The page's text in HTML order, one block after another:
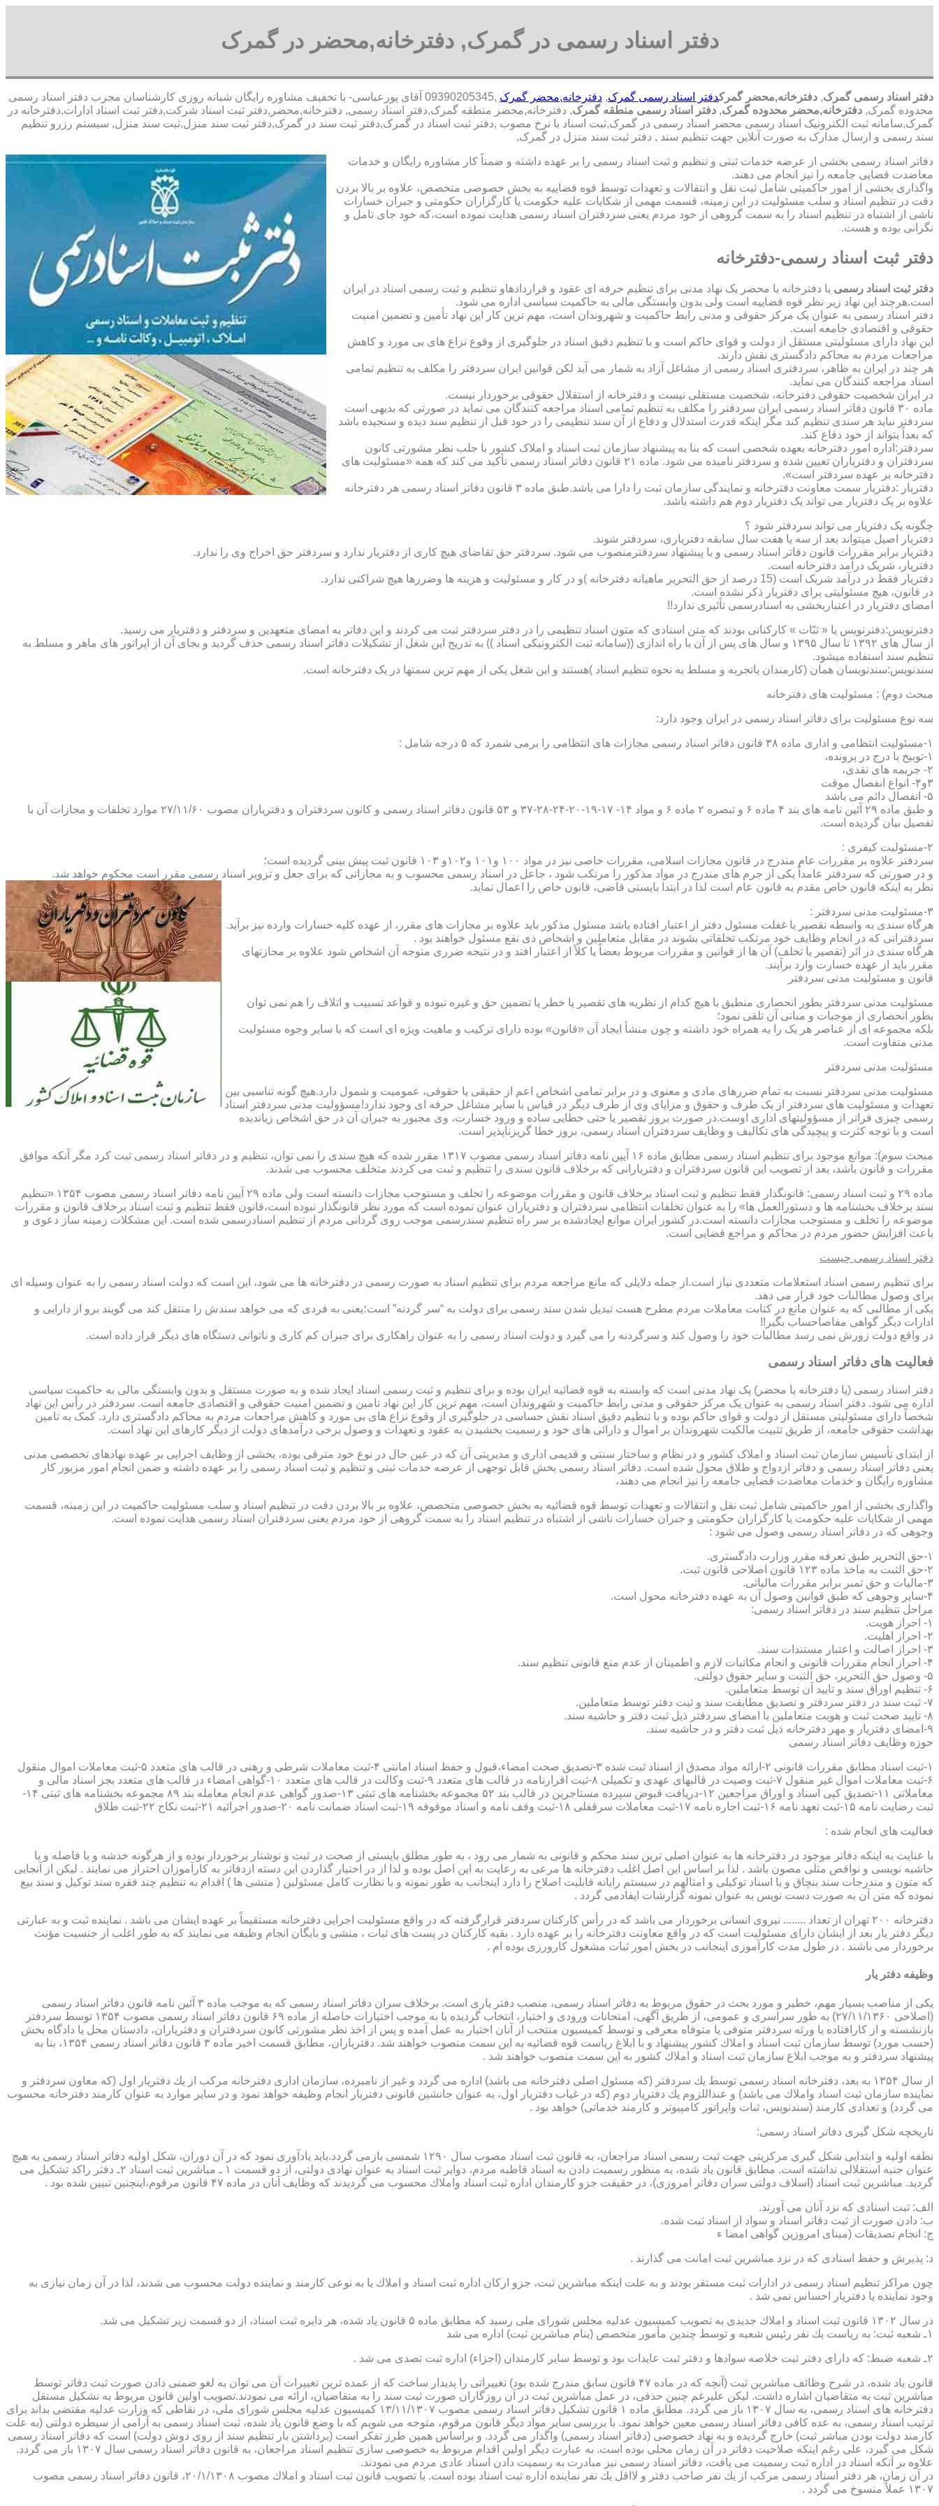
دفتر اسناد رسمی در گمرک, دفترخانه,محضر در گمرک
دفتر اسناد رسمی گمرک, دفترخانه,محضر گمرکدفتر اسناد رسمی گمرک, دفترخانه,محضر گمرک
,09390205345 آقای پورعباسی- با تخفیف مشاوره رايگان شبانه روزی کارشناسان مجرب دفتر اسناد رسمی
محدوده گمرک, دفترخانه,محضر محدوده گمرک, دفتر اسناد رسمی منطقه گمرک, دفترخانه,محضر منطقه گمرک,دفتر اسناد رسمی, دفترخانه,محضر,دفتر ثبت اسناد شرکت,دفتر ثبت اسناد ادارات,دفترخانه در
گمرک,سامانه ثبت الکترونیک اسناد رسمی محضر اسناد رسمی در گمرک,ثبت اسناد با نرخ مصوب ,دفتر ثبت اسناد در گمرک,دفتر ثبت سند در گمرک,دفتر ثبت سند منزل,ثبت سند منزل, سیستم رزرو تنظیم
سند رسمی و ارسال مدارک به صورت آنلاین جهت تنظیم سند , دفتر ثبت سند منزل در گمرک,
دفاتر اسناد رسمی بخشی از عرضه خدمات ثبتی و تنظیم و ثبت اسناد رسمی را بر عهده داشته و ضمناً کار مشاوره رایگان و خدمات
معاضدت قضایی جامعه را نیز انجام می دهند.
واگذاری بخشی از امور حاکمیتی شامل ثبت نقل و انتقالات و تعهدات توسط قوه قضاییه به بخش خصوصی متخصص، علاوه بر بالا بردن
دقت در تنظیم اسناد و سلب مسئولیت در این زمینه، قسمت مهمی از شکایات علیه حکومت یا کارگزاران حکومتی و جبران خسارات
ناشی از اشتباه در تنظیم اسناد را به سمت گروهی از خود مردم یعنی سردفتران اسناد رسمی هدایت نموده است،که خود جای تامل و
نگرانی بوده و هست.
دفتر ثبت اسناد رسمی-دفترخانه
دفتر ثبت اسناد رسمی یا دفترخانه یا محضر یک نهاد مدنی برای تنظیم حرفه ای عقود و قراردادهاو تنظیم و ثبت رسمی اسناد در ایران
است.هرچند این نهاد زیر نظر قوه قضاییه است ولی بدون وابستگی مالی به حاکمیت سیاسی اداره می شود.
دفتر اسناد رسمی به عنوان یک مرکز حقوقی و مدنی رابط حاکمیت و شهروندان است، مهم ترین کار این نهاد تأمین و تضمین امنیت
حقوقی و اقتصادی جامعه است.
این نهاد دارای مسئولیتی مستقل از دولت و قوای حاکم است و با تنظیم دقیق اسناد در جلوگیری از وقوع نزاع های بی مورد و کاهش
مراجعات مردم به محاکم دادگستری نقش دارند.
هر چند در ایران به ظاهر، سردفتری اسناد رسمی از مشاغل آزاد به شمار می آید لکن قوانین ایران سردفتر را مکلف به تنظیم تمامی
اسناد مراجعه کنندگان می نماید.
در ایران شخصیت حقوقی دفترخانه، شخصیت مستقلی نیست و دفترخانه از استقلال حقوقی برخوردار نیست.
ماده ۳۰ قانون دفاتر اسناد رسمی ایران سردفتر را مکلف به تنظیم تمامی اسناد مراجعه کنندگان می نماید در صورتی که بدیهی است
سردفتر نباید هر سندی تنظیم کند مگر اینکه قدرت استدلال و دفاع از آن سند تنظیمی را در خود قبل از تنظیم سند دیده و سنجیده باشد
که بعداً بتواند از خود دفاع کند.
سردفتر:اداره امور دفترخانه بعهده شخصی است که بنا به پیشنهاد سازمان ثبت اسناد و املاک کشور با جلب نظر مشورتی کانون
سردفتران و دفتریاران تعیین شده و سردفتر نامیده می شود. ماده ۲۱ قانون دفاتر اسناد رسمی تأکید می کند که همه «مسئولیت های
دفترخانه بر عهده سردفتر است».
دفتریار :دفتریار سمت معاونت دفترخانه و نمایندگی سازمان ثبت را دارا می باشد.طبق ماده ۳ قانون دفاتر اسناد رسمی هر دفترخانه
علاوه بر یک دفتریار می تواند یک دفتریار دوم هم داشته باشد.
چگونه یک دفتریار می تواند سردفتر شود ؟
دفتریار اصیل میتواند بعد از سه یا هفت سال سابقه دفتریاری، سردفتر شوند.
دفتریار برابر مقررات قانون دفاتر اسناد رسمی و با پیشنهاد سردفترمنصوب می شود. سردفتر حق تقاضای هیچ کاری از دفتریار ندارد و سردفتر حق اخراج وی را ندارد.
دفتریار، شریک درآمد دفترخانه است.
دفتریار فقط در درآمد شریک است (15 درصد از حق التحریر ماهیانه دفترخانه )و در کار و مسئولیت و هزینه ها وضررها هیچ شراکتی ندارد.
در قانون، هیچ مسئولیتی برای دفتریار ذکر نشده است.
امضای دفتریار در اعتباربخشی به اسنادرسمی تأثیری ندارد!!
دفترنویس:دفترنویس یا « ثبّات » کارکنانی بودند که متن اسنادی که متون اسناد تنظیمی را در دفتر سردفتر ثبت می کردند و این دفاتر به امضای متعهدین و سردفتر و دفتریار می رسید.
از سال های ۱۳۹۲ تا سال ۱۳۹۵ و سال های پس از آن با راه اندازی ((سامانه ثبت الکترونیکی اسناد )) به تدریج این شغل از تشکیلات دفاتر اسناد رسمی حذف گردید و بجای آن از اپراتور های ماهر و مسلط به
تنظیم سند استفاده میشود.
سندنویس:سندنویسان همان (کارمندان باتجربه و مسلط به نحوه تنظیم اسناد )هستند و این شغل یکی از مهم ترین سمتها در یک دفترخانه است.
مبحث دوم) : مسئولیت های دفترخانه
سه نوع مسئولیت برای دفاتر اسناد رسمی در ایران وجود دارد:
۱-مسئولیت انتظامی و اداری ماده ۳۸ قانون دفاتر اسناد رسمی مجازات های انتظامی را برمی شمرد که ۵ درجه شامل :
۱-توبیخ با درج در پرونده،
۲- جریمه های نقدی،
۳و۴- انواع انفصال موقت
۵- انفصال دائم می باشد
و طبق ماده ۲۹ آئین نامه های بند ۴ ماده ۶ و تبصره ۲ ماده ۶ و مواد ۱۴- ۱۷-۱۹-۲۰-۲۴-۲۸-۳۷ و ۵۳ قانون دفاتر اسناد رسمی و کانون سردفتران و دفتریاران مصوب ۲۷/۱۱/۶۰ موارد تخلفات و مجازات آن با
تفصیل بیان گردیده است.
۲-مسئولیت کیفری :
سردفتر علاوه بر مقررات عام مندرج در قانون مجازات اسلامی، مقررات خاصی نیز در مواد ۱۰۰ و۱۰۱ و۱۰۲و ۱۰۳ قانون ثبت پیش بینی گردیده است؛
و در صورتی که سردفتر عامداً یکی از جرم های مندرج در مواد مذکور را مرتکب شود ، جاعل در اسناد رسمی محسوب و به مجازاتی که برای جعل و تزویر اسناد رسمی مقرر است محکوم خواهد شد.
نظر به اینکه قانون خاص مقدم به قانون عام است لذا در ابتدا بایستی قاضی، قانون خاص را اعمال نماید.
۳-مسئولیت مدنی سردفتر :
هرگاه سندی به واسطه تقصیر یا غفلت مسئول دفتر از اعتبار افتاده باشد مسئول مذکور باید علاوه بر مجازات های مقرر، از عهده کلیه خسارات وارده نیز برآید.
سردفترانی که در انجام وظایف خود مرتکب تخلفاتی بشوند در مقابل متعاملین و اشخاص ذی نفع مسئول خواهند بود .
هرگاه سندی در اثر (تقصیر یا تخلف) آن ها از قوانین و مقررات مربوط بعضاً یا کلاً از اعتبار افتد و در نتیجه ضرری متوجه آن اشخاص شود علاوه بر مجازتهای
مقرر باید از عهده خسارت وارد برآیند.
قانون و مسئولیت مدنی سردفتر
مسئولیت مدنی سردفتر بطور انحصاری منطبق با هیچ کدام از نظریه های تقصیر یا خطر یا تضمین حق و غیره نبوده و قواعد تسبیب و اتلاف را هم نمی توان
بطور انحصاری از موجبات و مبانی آن تلقی نمود؛
بلکه مجموعه ای از عناصر هر یک را به همراه خود داشته و چون منشأ ایجاد آن «قانون» بوده دارای ترکیب و ماهیت ویژه ای است که با سایر وجوه مسئولیت
مدنی متفاوت است.
مسئولیت مدنی سردفتر
مسئولیت مدنی سردفتر نسبت به تمام ضررهای مادی و معنوی و در برابر تمامی اشخاص اعم از حقیقی یا حقوقی، عمومیت و شمول دارد.هیچ گونه تناسبی بین
تعهدات و مسئولیت های سردفتر از یک طرف و حقوق و مزایای وی از طرف دیگر در قیاس با سایر مشاغل حرفه ای وجود ندارد!مسؤولیت مدنی سردفتر اسناد
رسمی چیزی فراتر از مسؤولیتهای اداری اوست.در صورت بروز تقصیر یا حتی خطایی ساده و ورود خسارت، وی مجبور به جبران آن در حق اشخاص زیاندیده
است و با توجه کثرت و پیچیدگی های تکالیف و وظایف سردفتران اسناد رسمی، بروز خطا گریزناپذیر است.
مبحث سوم): موانع موجود برای تنظیم اسناد رسمی مطابق ماده ۱۶ آیین نامه دفاتر اسناد رسمی مصوب ۱۳۱۷ مقرر شده که هیچ سندی را نمی توان، تنظیم و در دفاتر اسناد رسمی ثبت کرد مگر آنکه موافق
مقررات و قانون باشد، بعد از تصویب این قانون سردفتران و دفتریارانی که برخلاف قانون سندی را تنظیم و ثبت می کردند متخلف محسوب می شدند.
ماده ۲۹ و ثبت اسناد رسمی: قانونگذار فقط تنظیم و ثبت اسناد برخلاف قانون و مقررات موضوعه را تخلف و مستوجب مجازات دانسته است ولی ماده ۲۹ آیین نامه دفاتر اسناد رسمی مصوب ۱۳۵۴ «تنظیم
سند برخلاف بخشنامه ها و دستورالعمل ها» را به عنوان تخلفات انتظامی سردفتران و دفتریاران عنوان نموده است که مورد نظر قانونگذار نبوده است،قانون فقط تنظیم و ثبت اسناد برخلاف قانون و مقررات
موضوعه را تخلف و مستوجب مجازات دانسته است.در کشور ایران موانع ایجادشده بر سر راه تنظیم سندرسمی موجب روی گردانی مردم از تنظیم اسنادرسمی شده است. این مشکلات زمینه ساز دعوی و
باعث افزایش حضور مردم در محاکم و مراجع قضایی است.
دفتر اسناد رسمی چیست
برای تنظیم رسمی اسناد استعلامات متعددی نیاز است.از جمله دلایلی که مانع مراجعه مردم برای تنظیم اسناد به صورت رسمی در دفترخانه ها می شود، این است که دولت اسناد رسمی را به عنوان وسیله ای
برای وصول مطالبات خود قرار می دهد.
یکی از مطالبی که به عنوان مانع در کتابت معاملات مردم مطرح هست تبدیل شدن سند رسمی برای دولت به “سر گردنه” است؛یعنی به فردی که می خواهد سندش را منتقل کند می گویند برو از دارایی و
ادارات دیگر گواهی مفاصاحساب بگیر!!
در واقع دولت زورش نمی رسد مطالبات خود را وصول کند و سرگردنه را می گیرد و دولت اسناد رسمی را به عنوان راهکاری برای جبران کم کاری و ناتوانی دستگاه های دیگر قرار داده است.
فعالیت های دفاتر اسناد رسمی
دفتر اسناد رسمی (یا دفترخانه یا محضر) یک نهاد مدنی است که وابسته به قوه قضائیه ایران بوده و برای تنظیم و ثبت رسمی اسناد ایجاد شده و به صورت مستقل و بدون وابستگی مالی به حاکمیت سیاسی
اداره می شود. دفتر اسناد رسمی به عنوان یک مرکز حقوقی و مدنی رابط حاکمیت و شهروندان است، مهم ترین کار این نهاد تامین و تضمین امنیت حقوقی و اقتصادی جامعه است. سردفتر در رأس این نهاد
شخصاً دارای مسئولیتی مستقل از دولت و قوای حاکم بوده و با تنظیم دقیق اسناد نقش حساسی در جلوگیری از وقوع نزاع های بی مورد و کاهش مراجعات مردم به محاکم دادگستری دارد. کمک به تامین
بهداشت حقوقی جامعه، از طریق تثبیت مالکیت شهروندان بر اموال و دارائی های خود و رسمیت بخشیدن به عقود و تعهدات و وصول برخی درآمدهای دولت از دیگر کارهای این نهاد است.
از ابتدای تأسیس سازمان ثبت اسناد و املاک کشور و در نظام و ساختار سنتی و قدیمی اداری و مدیریتی آن که در عین حال در نوع خود مترقی بوده، بخشی از وظایف اجرایی بر عهده نهادهای تخصصی مدنی
یعنی دفاتر اسناد رسمی و دفاتر ازدواج و طلاق محول شده است. دفاتر اسناد رسمی بخش قابل توجهی از عرضه خدمات ثبتی و تنظیم و ثبت اسناد رسمی را بر عهده داشته و ضمن انجام امور مزبور کار
مشاوره رایگان و خدمات معاضدت قضایی جامعه را نیز انجام می دهند،
واگذاری بخشی از امور حاکمیتی شامل ثبت نقل و انتقالات و تعهدات توسط قوه قضائیه به بخش خصوصی متخصص، علاوه بر بالا بردن دقت در تنظیم اسناد و سلب مسئولیت حاکمیت در این زمینه، قسمت
مهمی از شکایات علیه حکومت یا کارگزاران حکومتی و جبران خسارات ناشی از اشتباه در تنظیم اسناد را به سمت گروهی از خود مردم یعنی سردفتران اسناد رسمی هدایت نموده است.
وجوهی که در دفاتر اسناد رسمی وصول می شود :
۱-حق التحریر طبق تعرفه مقرر وزارت دادگستری.
۲-حق الثبت به ماخذ ماده ۱۲۳ قانون اصلاحی قانون ثبت.
۳-مالیات و حق تمبر برابر مقررات مالیاتی.
۴-سایر وجوهی که طبق قوانین وصول آن به عهده دفترخانه محول است.
مراحل تنظیم سند در دفاتر اسناد رسمی:
۱- احراز هویت.
۲- احراز اهلیت.
۳- احراز اصالت و اعتبار مستندات سند.
۴- احراز انجام مقررات قانونی و انجام مکاتبات لازم و اطمینان از عدم منع قانونی تنظیم سند.
۵- وصول حق التحریر، حق الثبت و سایر حقوق دولتی.
۶- تنظیم اوراق سند و تایید آن توسط متعاملین.
۷- ثبت سند در دفتر سردفتر و تصدیق مطابقت سند و ثبت دفتر توسط متعاملین.
۸- تایید صحت ثبت و هویت متعاملین با امضای سردفتر ذیل ثبت دفتر و حاشیه سند.
۹-امضای دفتریار و مهر دفترخانه ذیل ثبت دفتر و در حاشیه سند.
حوزه وظایف دفاتر اسناد رسمی
۱-ثبت اسناد مطابق مقررات قانونی ۲-ارائه مواد مصدق از اسناد ثبت شده ۳-تصدیق صحت امضاء،قبول و حفظ اسناد امانتی ۴-ثبت معاملات شرطی و رهنی در قالب های متعدد ۵-ثبت معاملات اموال منقول
۶-ثبت معاملات اموال غیر منقول ۷-ثبت وصیت در قالبهای عهدی و تکمیلی ۸-ثبت اقرارنامه در قالب های متعدد ۹-ثبت وکالت در قالب های متعدد ۱۰-گواهی امضاء در قالب های متعدد بجز اسناد مالی و
معاملاتی ۱۱-تصدیق کپی اسناد و اوراق مراجعین ۱۲-دریافت قبوض سپرده مستاجرین در قالب بند ۵۲ مجموعه بخشنامه های ثبتی ۱۳-صدور گواهی عدم انجام معامله بند ۸۹ مجموعه بخشنامه های ثبتی ۱۴-
ثبت رضایت نامه ۱۵-ثبت تعهد نامه ۱۶-ثبت اجاره نامه ۱۷-ثبت معاملات سرقفلی ۱۸-ثبت وقف نامه و اسناد موقوفه ۱۹-ثبت اسناد ضمانت نامه ۲۰-صدور اجرائیه ۲۱-ثبت نکاح ۲۲-ثبت طلاق
فعالیت های انجام شده :
با عنایت به اینکه دفاتر موجود در دفترخانه ها به عنوان اصلی ترین سند محکم و قانونی به شمار می رود ، به طور مطلق بایستی از صحت در ثبت و نوشتار برخوردار بوده و از هرگونه خدشه و یا فاصله و یا
حاشیه نویسی و نواقص مثلی مصون باشد . لذا بر اساس این اصل اغلب دفترخانه ها مرعی به رعایت به این اصل بوده و لذا از در اختیار گذاردن این دسته ازدفاتر به کارآموزان احتراز می نمایند . لیکن از آنجایی
که متون و مندرجات سند بنچاق و یا اسناد توکیلی و امثالهم در سیستم رایانه قابلیت اصلاح را دارد اینجانب به طور نمونه و با نظارت کامل مسئولین ( منشی ها ) اقدام به تنظیم چند فقره سند توکیل و سند بیع
نموده که متن آن به صورت دست نویس به عنوان نمونه گزارشات ایفادمی گردد .
دفترخانه ۲۰۰ تهران از تعداد ........ نیروی انسانی برخوردار می باشد که در رأس کارکنان سردفتر قرارگرفته که در واقع مسئولیت اجرایی دفترخانه مستقیماً بر عهده ایشان می باشد . نماینده ثبت و به عبارتی
دیگر دفتر یار بعد از ایشان دارای مسئولیت است که در واقع معاونت دفترخانه را بر عهده دارد . بقیه کارکنان در پست های ثبات ، منشی و بایگان انجام وظیفه می نمایند که به طور اغلب از جنسیت مؤنث
برخوردار می باشند . در طول مدت کارآموزی اینجانب در بخش امور ثبات مشغول کارورزی بوده ام .
وظیفه دفتر یار
یكی از مناصب بسیار مهم، خطیر و مورد بحث در حقوق مربوط به دفاتر اسناد رسمی، منصب دفتر یاری است. برخلاف سران دفاتر اسناد رسمی كه به موجب ماده ۳ آئین نامه قانون دفاتر اسناد رسمی
(اصلاحی ۲۷/۱۱/۱۳۶۰) به طور سراسری و عمومی، از طریق آگهی، امتحانات ورودی و اختبار، انتخاب گردیده یا به موجب اختیارات حاصله از ماده ۶۹ قانون دفاتر اسناد رسمی مصوب ۱۳۵۴ توسط سردفتر
بازنشسته و از كارافتاده یا ورثه سردفتر متوفی یا متوفاه معرفی و توسط كمیسیون منتخب از آنان اختبار به عمل آمده و پس از اخذ نظر مشورتی كانون سردفتران و دفتریاران، دادستان محل یا دادگاه بخش
(حسب مورد) توسط سازمان ثبت اسناد و املاك كشور پیشنهاد و با ابلاغ ریاست قوه قضائیه به این سمت منصوب خواهند شد. دفتریاران، مطابق قسمت اخیر ماده ۳ قانون دفاتر اسناد رسمی ۱۳۵۴، بنا به
پیشنهاد سردفتر و به موجب ابلاغ سازمان ثبت اسناد و املاك كشور به این سمت منصوب خواهند شد .
از سال ۱۳۵۴ به بعد، دفترخانه اسناد رسمی توسط یك سردفتر (كه مسئول اصلی دفترخانه می باشد) اداره می گردد و غیر از نامبرده، سازمان اداری دفترخانه مركب از یك دفتریار اول (كه معاون سردفتر و
نماینده سازمان ثبت اسناد واملاك می باشد) و عنداللزوم یك دفتریار دوم (كه در غیاب دفتریار اول، به عنوان جانشین قانونی دفتریار انجام وظیفه خواهد نمود و در سایر موارد به عنوان كارمند دفترخانه محسوب
می گردد) و تعدادی كارمند (سندنویس، ثبات واپراتور كامپیوتر و كارمند خدماتی) خواهد بود .
تاریخچه شكل گیری دفاتر اسناد رسمی:
نطفه اولیه و ابتدایی شكل گیری مركزیتی جهت ثبت رسمی اسناد مراجعان، به قانون ثبت اسناد مصوب سال ۱۲۹۰ شمسی بازمی گردد.باید یادآوری نمود كه در آن دوران، شكل اولیه دفاتر اسناد رسمی به هیچ
عنوان جنبه استقلالی نداشته است. مطابق قانون یاد شده، به منظور رسمیت دادن به اسناد قاطبه مردم، دوایر ثبت اسناد به عنوان نهادی دولتی، از دو قسمت ۱ ـ مباشرین ثبت اسناد ۲ـ دفتر راكد تشكیل می
گردید. مباشرین ثبت اسناد (اسلاف دولتی سران دفاتر امروزی)، در حقیقت جزو كارمندان اداره ثبت اسناد واملاك محسوب می گردیدند كه وظایف آنان در ماده ۴۷ قانون مرقوم،اینچنین تبیین شده بود .
الف: ثبت اسنادی كه نزد آنان می آورند.
ب: دادن صورت از ثبت دفاتر اسناد و سواد از اسناد ثبت شده.
ج: انجام تصدیقات (مبنای امروزین گواهی امضا ء
د: پذیرش و حفظ اسنادی كه در نزد مباشرین ثبت امانت می گذارند .
چون مراكز تنظیم اسناد رسمی در ادارات ثبت مستقر بودند و به علت اینكه مباشرین ثبت، جزو اركان اداره ثبت اسناد و املاك یا به نوعی كارمند و نماینده دولت محسوب می شدند، لذا در آن زمان نیازی به
وجود نماینده یا دفتریار احساس نمی شد .
در سال ۱۳۰۲ قانون ثبت اسناد و املاك جدیدی به تصویب كمیسیون عدلیه مجلس شورای ملی رسید كه مطابق ماده ۵ قانون یاد شده، هر دایره ثبت اسناد، از دو قسمت زیر تشكیل می شد.
۱ـ شعبه ثبت: به ریاست یك نفر رئیس شعبه و توسط چندین مأمور متخصص (بنام مباشرین ثبت) اداره می شد
۲ـ شعبه ضبط: كه دارای دفتر ثبت خلاصه سوادها و دفتر ثبت عایدات بود و توسط سایر كارمندان (اجزاء) اداره ثبت تصدی می شد .
قانون یاد شده، در شرح وظائف مباشرین ثبت (آنچه كه در ماده ۴۷ قانون سابق مندرج شده بود) تغییراتی را پدیدار ساخت كه از عمده ترین تغییرات آن می توان به لغو ضمنی دادن صورت ثبت دفاتر توسط
مباشرین ثبت به متقاضیان اشاره داشت. لیكن علیرغم چنین حذفی، در عمل مباشرین ثبت در آن روزگاران صورت ثبت سند را به متقاضیان، ارائه می نمودند.تصویب اولین قانون مربوط به تشكیل مستقل
دفترخانه های اسناد رسمی، به سال ۱۳۰۷ باز می گردد. مطابق ماده ۱ قانون تشكیل دفاتر اسناد رسمی مصوب ۱۳/۱۱/۱۳۰۷ كمیسیون عدلیه مجلس شورای ملی، در نقاطی كه وزارت عدلیه مقتضی بداند برای
ترتیب اسناد رسمی، به عده كافی دفاتر اسناد رسمی معین خواهد نمود. با بررسی سایر مواد دیگر قانون مرقوم، متوجه می شویم كه با وضع قانون یاد شده، ثبت اسناد رسمی به آرامی از سیطره دولتی (به علت
كارمند دولت بودن مباشر ثبت) خارج گردیده و به نهاد خصوصی (دفاتر اسناد رسمی) واگذار می گردد. و براساس همین طرز تفكر است (برداشتن بار تنظیم سند از روی دوش دولت) است كه دفاتر اسناد رسمی
شكل می گیرد، علی رغم اینكه صلاحیت دفاتر در آن زمان محلی بوده است. به عبارت دیگر اولین اقدام مربوط به خصوصی سازی تنظیم اسناد مراجعان، به قانون دفاتر اسناد رسمی سال ۱۳۰۷ باز می گردد.
علاوه بر آنكه اسناد در اداره ثبت رسمیت می یافت، دفاتر اسناد رسمی نیز مبادرت به رسمیت دادن اسناد عادی مردم می نمودند.
در آن زمان، هر دفتر اسناد رسمی مركب از یك نفر صاحب دفتر و لااقل یك نفر نماینده اداره ثبت اسناد بوده است. با تصویب قانون ثبت اسناد و املاك مصوب ۲۰/۱/۱۳۰۸، قانون دفاتر اسناد رسمی مصوب
۱۳۰۷ عملاً منسوخ می گردد .